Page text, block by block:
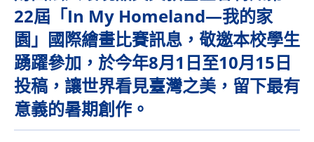
22屆「In My Homeland—我的家
園」國際繪畫比賽訊息，敬邀本校學生
踴躍參加，於今年8月1日至10月15日
投稿，讓世界看見臺灣之美，留下最有
意義的暑期創作。